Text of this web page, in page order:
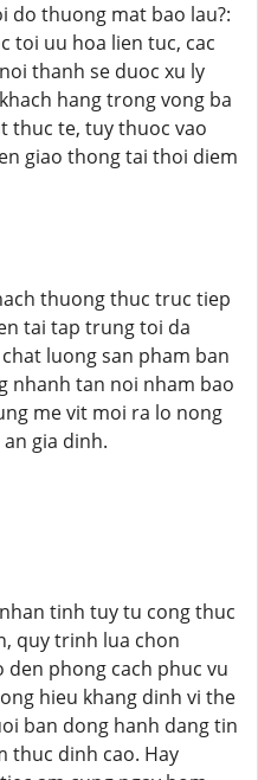
do thuong mat bao lau?:
toi uu hoa lien tuc, cac
thanh se duoc xu ly
hang trong vong ba
thuc te, tuy thuoc vao
giao thong tai thoi diem
thuong thuc truc tiep
tai tap trung toi da
luong san pham ban
nhanh tan noi nham bao
me vit moi ra lo nong
gia dinh.
tinh tuy tu cong thuc
quy trinh lua chon
phong cach phuc vu
hieu khang dinh vi the
ban dong hanh dang tin
thuc dinh cao. Hay